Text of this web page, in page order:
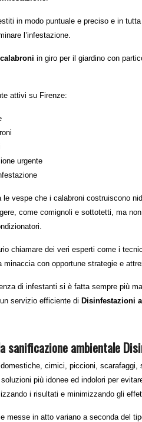
in modo puntuale e preciso e in
l’infestazione.
calabroni in giro per il giardino con
attivi su Firenze:
urgente
vespe che i calabroni costruiscono
come comignoli e sottotetti, ma
chiamare dei veri esperti come i
minaccia con opportune strategie e
di infestanti si è fatta sempre più
servizio efficiente di Disinfestazioni
sanificazione ambientale
cimici, piccioni,
più idonee ed indolori per
i risultati e minimizzando gli
messe in atto variano a seconda del